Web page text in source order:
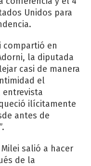
Unidos para
compartió en
la diputada
casi de manera
el
entrevista
ilícitamente
antes de
salió a hacer
de la